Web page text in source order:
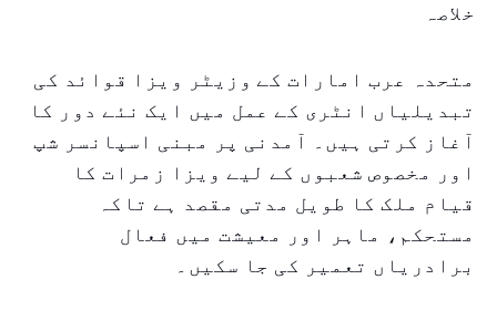
خلاصہ
متحدہ عرب امارات کے وزیٹر ویزا قوائد کی
تبدیلیاں انٹری کے عمل میں ایک نئے دور کا
آغاز کرتی ہیں۔ آمدنی پر مبنی اسپانسر شپ
اور مخصوص شعبوں کے لیے ویزا زمرات کا
قیام ملک کا طویل مدتی مقصد ہے تاکہ
مستحکم، ماہر اور معیشت میں فعال
برادریاں تعمیر کی جا سکیں۔